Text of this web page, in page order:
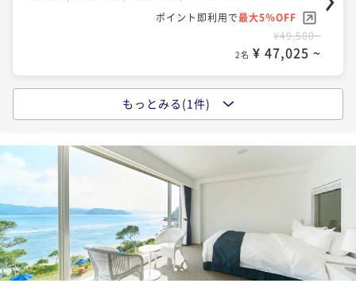
ポイント即利用で最大5％OFF
¥49,500~
2名 ¥ 47,025 ~
大自然のエネルギーを体感する
現地決済可 事前決済可
IN 15:00 - 18:00 OUT11:00
ポイント即利用で
¥75,900~
もっとみる(1件)
12